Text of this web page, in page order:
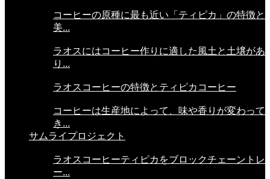
コーヒーの原種に最も近い「ティピカ」の特徴と
美...
ラオスにはコーヒー作りに適した風土と土壌があ
り...
ラオスコーヒーの特徴とティピカコーヒー
コーヒーは生産地によって、味や香りが変わって
き...
サムライプロジェクト
ラオスコーヒーティピカをブロックチェーントレ
ー...